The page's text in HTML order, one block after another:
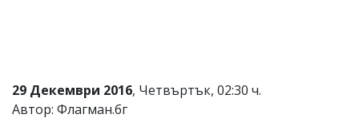
29 Декември 2016, Четвъртък, 02:30 ч.
Автор: Флагман.бг